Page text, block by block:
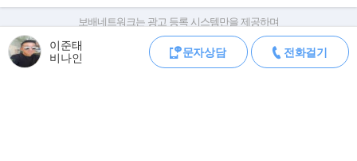
이준태
비나인
문자상담 전화걸기
보배네트워크는 광고 등록 시스템만을 제공하며
판매자가 직접 등록한 내용에 대한 모든 책임은 판매자에게 있습니다.
차량 구매 시 차량등록증, 성능점검기록부, 실제 차량 상태,
차대번호 조회로 직접 정보를 확인하세요.